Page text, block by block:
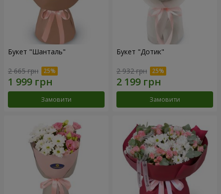
Букет "Шанталь"
2 665 грн
Замовити
Букет "Дотик"
2 932 грн
Замовити